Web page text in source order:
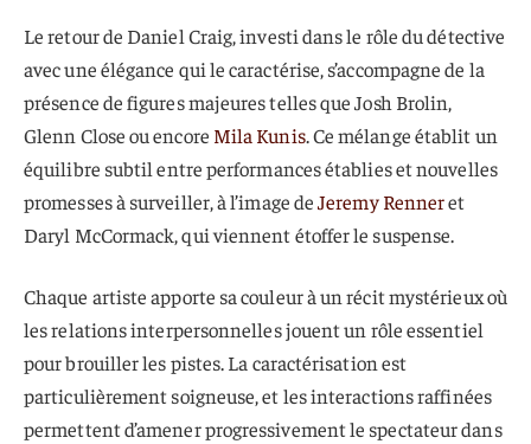
Le retour de Daniel Craig, investi dans le rôle du détective
avec une élégance qui le caractérise, s’accompagne de la
présence de figures majeures telles que Josh Brolin,
Glenn Close ou encore Mila Kunis. Ce mélange établit un
équilibre subtil entre performances établies et nouvelles
promesses à surveiller, à l’image deJeremy Renneret
Daryl McCormack, qui viennent étoffer le suspense.
Chaque artiste apporte sa couleur à un récit mystérieux où
les relations interpersonnelles jouent un rôle essentiel
pour brouiller les pistes. La caractérisation est
particulièrement soigneuse, et les interactions raffinées
permettent d’amener progressivement le spectateur dans